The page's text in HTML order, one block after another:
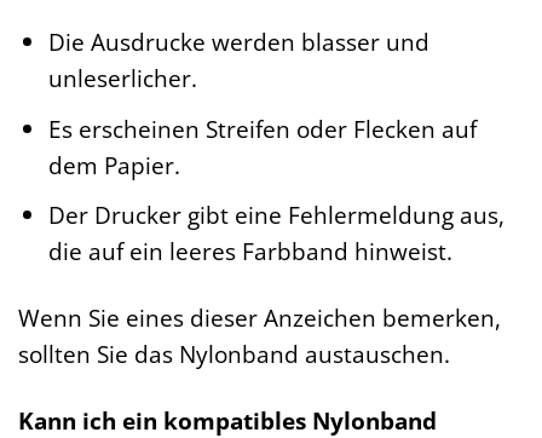
Die Ausdrucke werden blasser und
unleserlicher.
Es erscheinen Streifen oder Flecken auf
dem Papier.
Der Drucker gibt eine Fehlermeldung aus,
die auf ein leeres Farbband hinweist.
Wenn Sie eines dieser Anzeichen bemerken,
sollten Sie das Nylonband austauschen.
Kann ich ein kompatibles Nylonband